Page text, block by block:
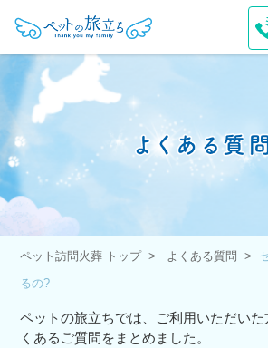
ペット訪問火葬 トップ よくある質問
るの?
ペットの旅立ちでは、ご利用いただいた
くあるご質問をまとめました。